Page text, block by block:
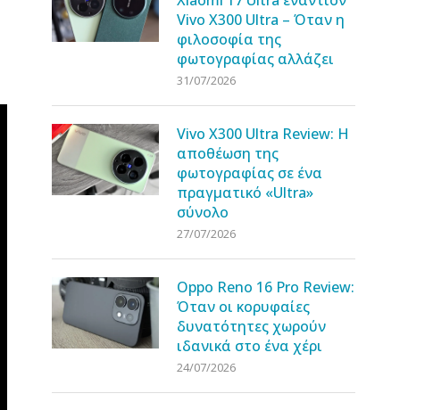
Vivo X300 Ultra – Όταν η
φιλοσοφία της
φωτογραφίας αλλάζει
31/07/2026
Vivo X300 Ultra Review: Η
αποθέωση της
φωτογραφίας σε ένα
πραγματικό «Ultra»
σύνολο
27/07/2026
Oppo Reno 16 Pro Review:
Όταν οι κορυφαίες
δυνατότητες χωρούν
ιδανικά στο ένα χέρι
24/07/2026